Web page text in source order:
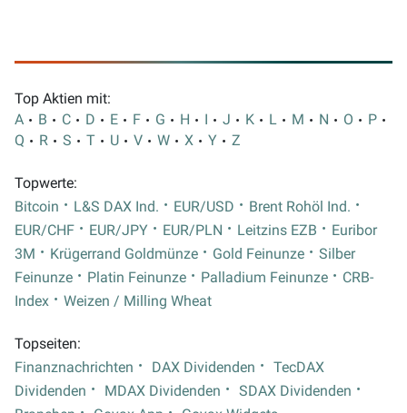
Top Aktien mit:
A
B C D E F G H I J K L M N O
P
Q
R S T U V W X Y Z
Topwerte:
Bitcoin
L&S DAX Ind. EUR/USD
Brent Rohöl Ind.
EUR/CHF
EUR/JPY EUR/PLN Leitzins EZB
Euribor
3M
Krügerrand Goldmünze Gold Feinunze
Silber
Feinunze
Platin Feinunze Palladium Feinunze
CRB-
Index
Weizen / Milling Wheat
Topseiten:
Finanznachrichten
DAX Dividenden
TecDAX
Dividenden
MDAX Dividenden
SDAX Dividenden